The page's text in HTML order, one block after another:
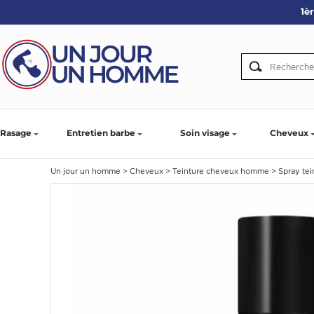
Rasage Entretien barbe Soin visage Cheveux
Un jour un homme > Cheveux > Teinture cheveux homme > Spray